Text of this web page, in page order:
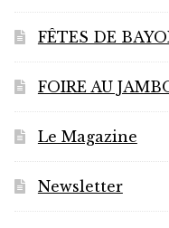
FÊTES DE
FOIRE AU
Le Magazine
Newsletter